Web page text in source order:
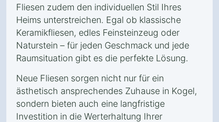
Fliesen zudem den individuellen Stil Ihres
Heims unterstreichen. Egal ob klassische
Keramikfliesen, edles Feinsteinzeug oder
Naturstein – für jeden Geschmack und jede
Raumsituation gibt es die perfekte Lösung.
Neue Fliesen sorgen nicht nur für ein
ästhetisch ansprechendes Zuhause in Kogel,
sondern bieten auch eine langfristige
Investition in die Werterhaltung Ihrer